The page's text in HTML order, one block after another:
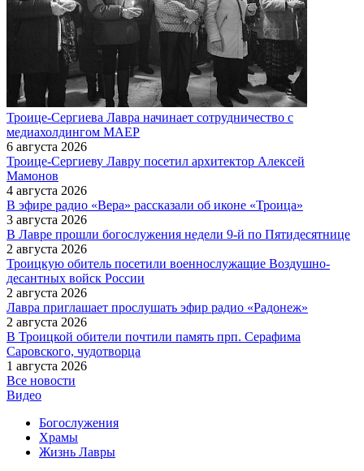
Троице-Сергиева Лавра начинает сотрудничество с
медиахолдингом МАЕР
6 августа 2026
Троице-Сергиеву Лавру посетил архитектор Алексей
Мамонов
4 августа 2026
В эфире радио «Вера» рассказали об иконе «Троица»
3 августа 2026
В Лавре прошли богослужения недели 9-й по Пятидесятнице
2 августа 2026
Троицкую обитель посетили военнослужащие Воздушно-
десантных войск России
2 августа 2026
Лавра приглашает прослушать эфир радио «Радонеж»
2 августа 2026
В Троицкой обители почтили память прп. Серафима
Саровского, чудотворца
1 августа 2026
Все новости
Видео
Богослужения
Храмы
Жизнь Лавры